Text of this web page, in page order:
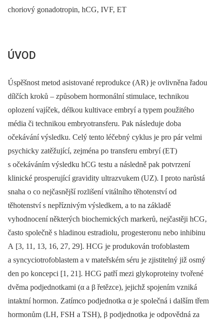
choriový gonadotropin, hCG, IVF, ET
ÚVOD
Úspěšnost metod asistované reprodukce (AR) je ovlivněna řadou
dílčích kroků –⁠ způsobem hormonální stimulace, technikou
oplození vajíček, délkou kultivace embryí a typem použitého
média či technikou embryotransferu. Pak následuje doba
očekávání výsledku. Celý tento léčebný cyklus je pro pár velmi
psychicky zatěžující, zejména po transferu embryí (ET)
s očekáváním výsledku hCG testu a následně pak potvrzení
klinické prosperující gravidity ultrazvukem (UZ). I proto narůstá
snaha o co nejčasnější rozlišení vitálního těhotenství od
těhotenství s nepříznivým výsledkem, a to na základě
vyhodnocení některých biochemických markerů, nejčastěji hCG,
často společně s hladinou estradiolu, progesteronu nebo inhibinu
A [3, 11, 13, 16, 27, 29]. HCG je produkován trofoblastem
a syncyciotrofoblastem a v mateřském séru je zjistitelný již osmý
den po koncepci [1, 21]. HCG patří mezi glykoproteiny tvořené
dvěma podjednotkami (α a β řetězce), jejichž spojením vzniká
intaktní hormon. Zatímco podjednotka α je společná i dalším třem
hormonům (LH, FSH a TSH), β podjednotka je odpovědná za